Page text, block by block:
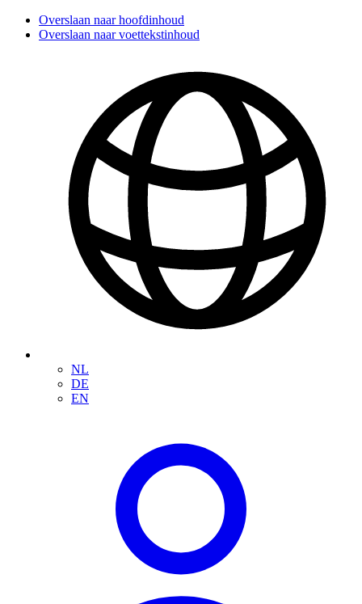
Overslaan naar hoofdinhoud
Overslaan naar voettekstinhoud
NL
DE
EN